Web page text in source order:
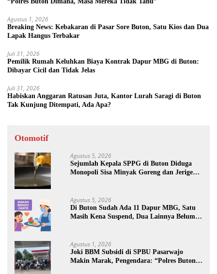
Agustus 1, 2026
Breaking News: Kebakaran di Pasar Sore Buton, Satu Kios dan Dua
Lapak Hangus Terbakar
Juli 31, 2026
Pemilik Rumah Keluhkan Biaya Kontrak Dapur MBG di Buton:
Dibayar Cicil dan Tidak Jelas
Juli 31, 2026
Habiskan Anggaran Ratusan Juta, Kantor Lurah Saragi di Buton
Tak Kunjung Ditempati, Ada Apa?
Otomotif
Agustus 5, 2026
Sejumlah Kepala SPPG di Buton Diduga
Monopoli Sisa Minyak Goreng dan Jerigen
Agustus 5, 2026
Di Buton Sudah Ada 11 Dapur MBG, Satu
Masih Kena Suspend, Dua Lainnya Belum
Agustus 1, 2026
Joki BBM Subsidi di SPBU Pasarwajo
Makin Marak, Pengendara: “Polres Buton